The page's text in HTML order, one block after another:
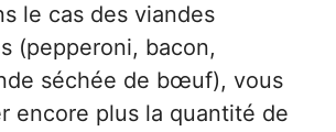
le cas des viandes
(pepperoni, bacon,
séchée de bœuf), vous
encore plus la quantité de